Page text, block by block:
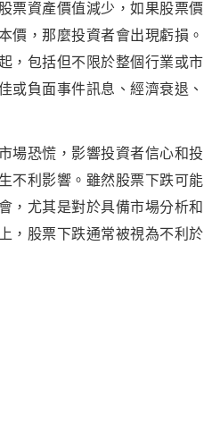
票資產價值減少，如果股票價
價，那麼投資者會出現虧損。
，包括但不限於整個行業或市
或負面事件訊息、經濟衰退、
場恐慌，影響投資者信心和投
不利影響。雖然股票下跌可能
，尤其是對於具備市場分析和
，股票下跌通常被視為不利於